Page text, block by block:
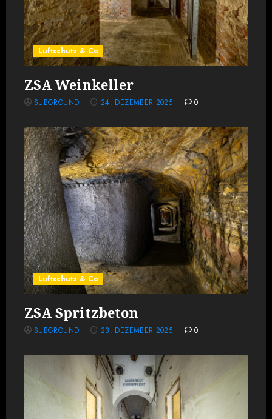
Luftschutz & Co
ZSA Weinkeller
SUBGROUND 24. DEZEMBER 2025 0
Luftschutz & Co
ZSA Spritzbeton
SUBGROUND 23. DEZEMBER 2025 0